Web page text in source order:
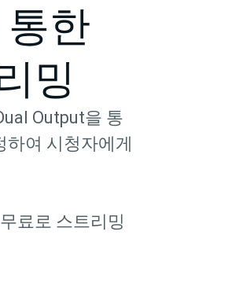
한
밍
Output을 통
하여 시청자에게
료로 스트리밍